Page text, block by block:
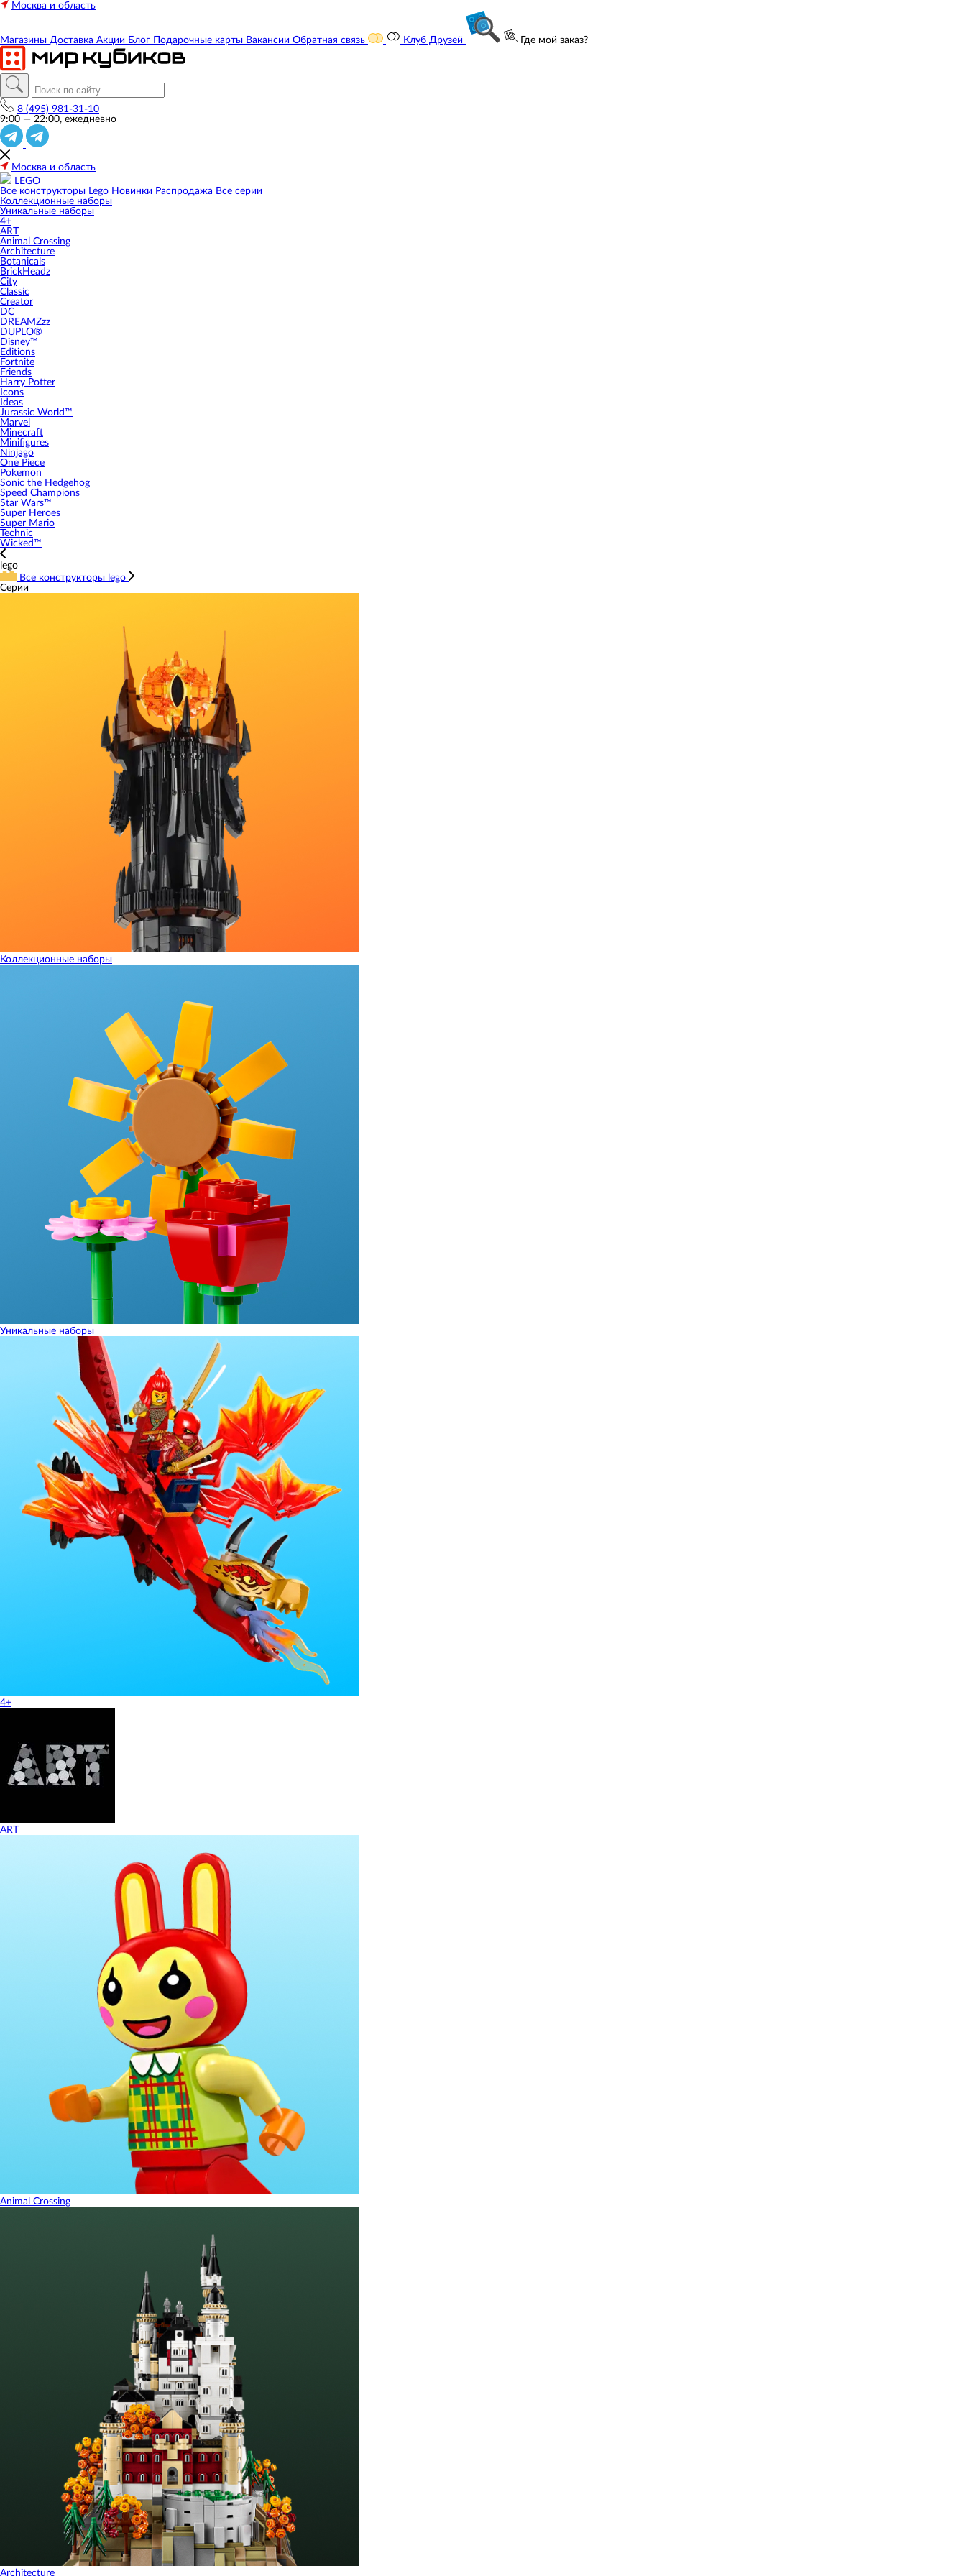
Москва и область
Магазины Доставка Акции Блог Подарочные карты Вакансии Обратная связь Клуб Друзей Где мой заказ?
8 (495) 981-31-10
9:00 — 22:00, ежедневно
Москва и область
LEGO
Все конструкторы Lego Новинки Распродажа Все серии
Коллекционные наборы
Уникальные наборы
4+
ART
Animal Crossing
Architecture
Botanicals
BrickHeadz
City
Classic
Creator
DC
DREAMZzz
DUPLO®
Disney™
Editions
Fortnite
Friends
Harry Potter
Icons
Ideas
Jurassic World™
Marvel
Minecraft
Minifigures
Ninjago
One Piece
Pokemon
Sonic the Hedgehog
Speed Champions
Star Wars™
Super Heroes
Super Mario
Technic
Wicked™
lego
Все конструкторы lego
Серии
Коллекционные наборы
Уникальные наборы
4+
ART
Animal Crossing
Architecture